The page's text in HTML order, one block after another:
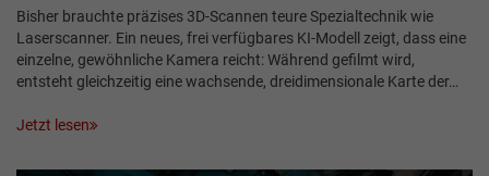
Bisher brauchte präzises 3D-Scannen teure Spezialtechnik wie
Laserscanner. Ein neues, frei verfügbares KI-Modell zeigt, dass eine
einzelne, gewöhnliche Kamera reicht: Während gefilmt wird,
entsteht gleichzeitig eine wachsende, dreidimensionale Karte der…
Jetzt lesen